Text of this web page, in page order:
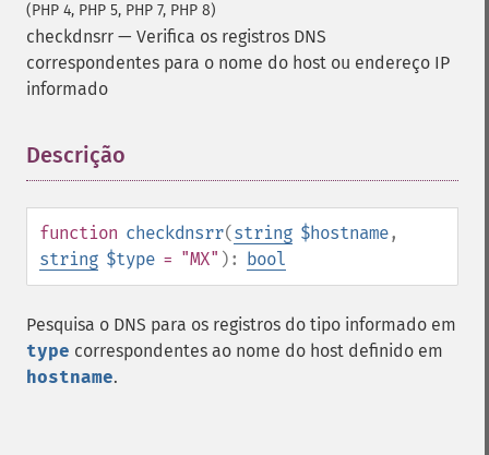
(PHP 4, PHP 5, PHP 7, PHP 8)
checkdnsrr — Verifica os registros DNS
correspondentes para o nome do host ou endereço IP
informado
Descrição
function checkdnsrr(string $hostname,
string $type = "MX" ): bool
Pesquisa o DNS para os registros do tipo informado em
type correspondentes ao nome do host definido em
hostname.